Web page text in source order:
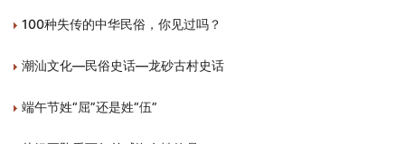
100种失传的中华民俗，你见过吗？
潮汕文化—民俗史话—龙砂古村史话
端午节姓“屈”还是姓“伍”